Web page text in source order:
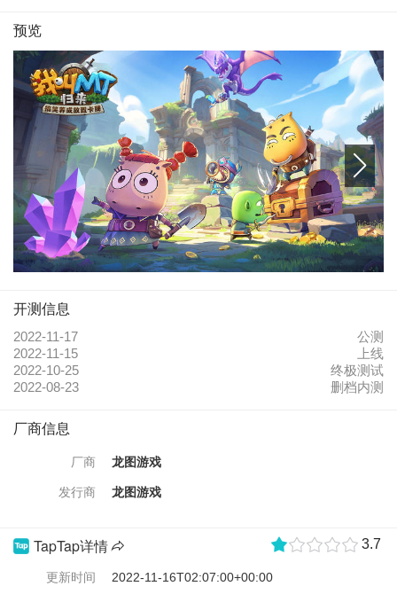
【游戏特色】
1 探索世界 收集藏品
版本全新玩法“考古寻宝”欢乐上线！跟哀木涕一起，在世界里挖
呀挖呀挖！勇士们不仅能够获得探索的乐趣，还会触发奇遇事
件，收获超多珍稀藏品！“陈列室”系统同步开启，将考古收集的
藏品置入陈列室搭配养成，满足收藏欲的同时，更能提升英雄
实力！
2 据点争夺 跨服抢占
跨服对抗玩法——据点战火热争夺中！高品质地块逐步开放，
珍稀坐骑等你驯服！赶快跟随公会大部队，一起投身战场，抢
占稀有据点，收获海量资源吧！
3 原汁原味 欢乐加倍
银鳞胸甲五金一件，经典角色全员上线，游戏原汁原味地还原
呆贼、神棍德等“灵魂人物”爆笑归来！从嚎叫洞穴到影月城堡，
4 放置护肝 轻松养成
挂机打怪、睡觉也变强；无损换将、英雄随心养，护肝就是这
么简单。《我叫MT：归来》支持无损换将！角色重置，资源全
的阵营限制，真正做到升级无压力，养成不费力！
5 小队战斗 策略升级
花式羁绊，爆梗不断；好友组队，实力翻倍！战前布阵很重
要，战中也有小技巧。面对《我叫MT：归来》百变的关卡设
预览
开测信息
2022-11-17
公测
2022-11-15
上线
2022-10-25
终极测试
2022-08-23
删档内测
厂商信息
厂商 龙图游戏
发行商 龙图游戏
TapTap详情 3.7
更新时间 2022-11-16T02:07:00+00:00